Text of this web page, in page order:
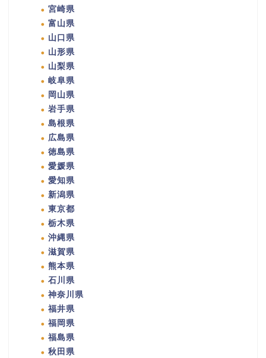
宮崎県
富山県
山口県
山形県
山梨県
岐阜県
岡山県
岩手県
島根県
広島県
徳島県
愛媛県
愛知県
新潟県
東京都
栃木県
沖縄県
滋賀県
熊本県
石川県
神奈川県
福井県
福岡県
福島県
秋田県